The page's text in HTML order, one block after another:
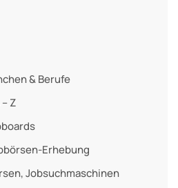
& Berufe
Z
Erhebung
Jobsuchmaschinen